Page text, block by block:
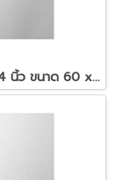
โฟมแผ่น 3/4 นิ้ว ขนาด 60 x 120 ซม.สีขาว